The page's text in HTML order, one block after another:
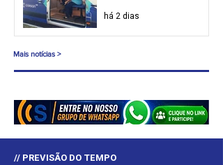
há 2 dias
Mais notícias >
// PREVISÃO DO TEMPO